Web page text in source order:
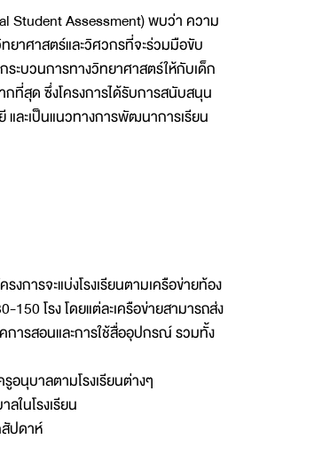
Student Assessment) พบว่า ความ
ยาศาสตร์และวิศวกรที่จะร่วมมือขับ
ะบวนการทางวิทยาศาสตร์ให้กับเด็ก
กที่สุด ซึ่งโครงการได้รับการสนับสนุน
และเป็นแนวทางการพัฒนาการเรียน
การจะแบ่งโรงเรียนตามเครือข่ายท้อง
150 โรง โดยแต่ละเครือข่ายสามารถส่ง
การสอนและการใช้สื่ออุปกรณ์ รวมทั้ง
อนุบาลตามโรงเรียนต่างๆ
ในโรงเรียน
ปดาห์